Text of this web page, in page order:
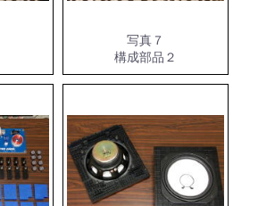
写真７
構成部品２